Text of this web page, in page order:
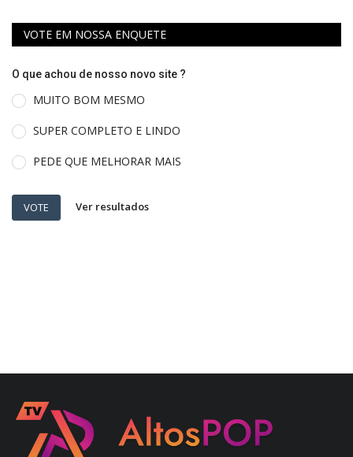
VOTE EM NOSSA ENQUETE
O que achou de nosso novo site ?
MUITO BOM MESMO
SUPER COMPLETO E LINDO
PEDE QUE MELHORAR MAIS
VOTE Ver resultados